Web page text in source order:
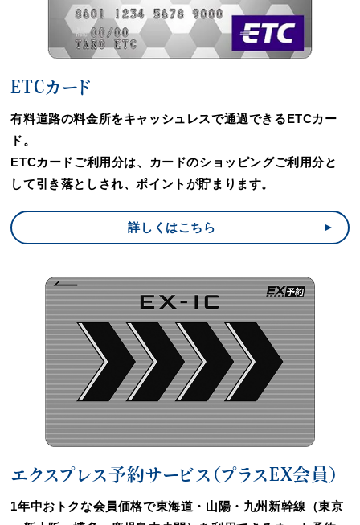
ETCカード
有料道路の料金所をキャッシュレスで通過できるETCカー
ド。
ETCカードご利用分は、カードのショッピングご利用分と
して引き落としされ、ポイントが貯まります。
詳しくはこちら
エクスプレス予約サービス（プラスEX会員）
1年中おトクな会員価格で東海道・山陽・九州新幹線（東京